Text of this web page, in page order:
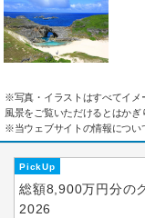
※写真・イラストはすべてイメ
風景をご覧いただけるとはかぎ
※当ウェブサイトの情報につい
PickUp
総額8,900万円分の
2026